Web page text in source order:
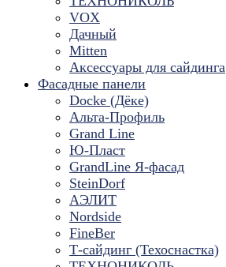
VOX
Дачный
Mitten
Аксессуары для сайдинга
Фасадные панели
Docke (Дёке)
Альта-Профиль
Grand Line
Ю-Пласт
GrandLine Я-фасад
SteinDorf
АЭЛИТ
Nordside
FineBer
Т-сайдинг (Техоснастка)